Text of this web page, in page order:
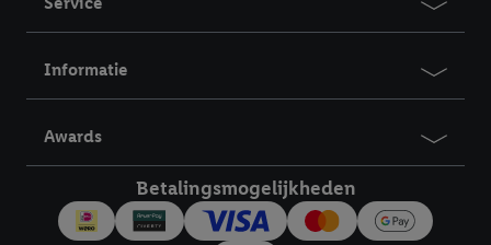
Informatie
Awards
Betalingsmogelijkheden